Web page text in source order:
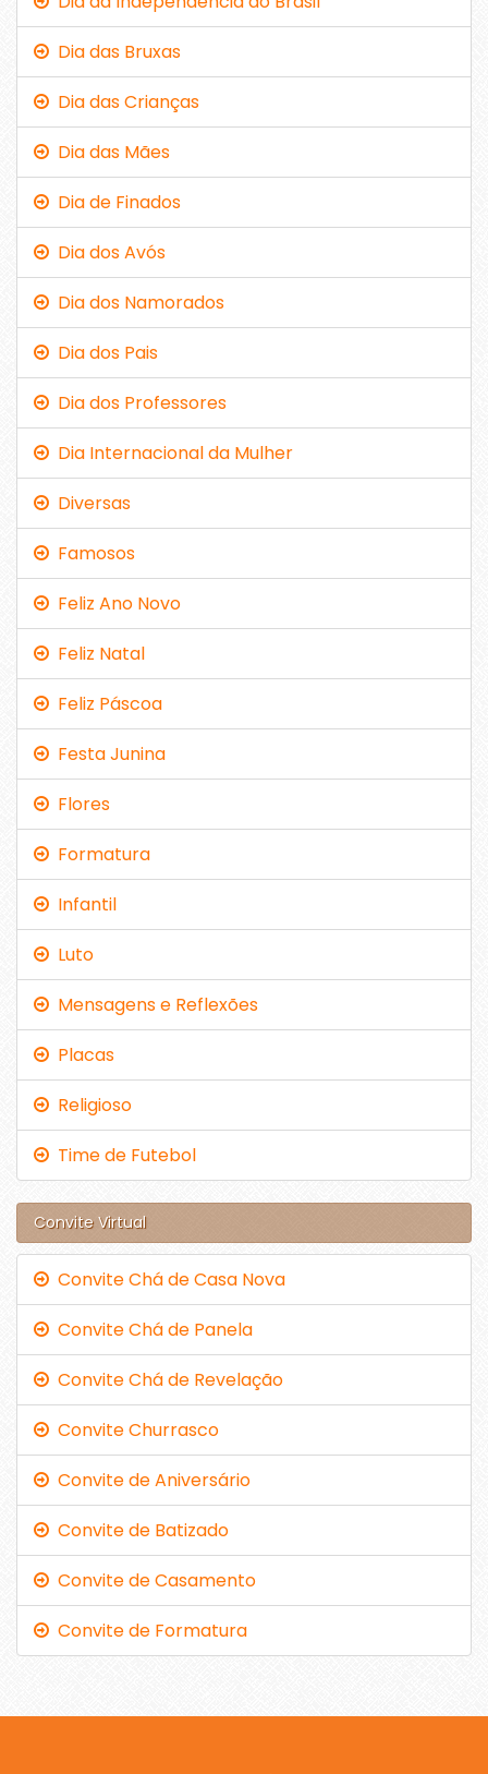
Dia das Bruxas
Dia das Crianças
Dia das Mães
Dia de Finados
Dia dos Avós
Dia dos Namorados
Dia dos Pais
Dia dos Professores
Dia Internacional da Mulher
Diversas
Famosos
Feliz Ano Novo
Feliz Natal
Feliz Páscoa
Festa Junina
Flores
Formatura
Infantil
Luto
Mensagens e Reflexões
Placas
Religioso
Time de Futebol
Convite Virtual
Convite Chá de Casa Nova
Convite Chá de Panela
Convite Chá de Revelação
Convite Churrasco
Convite de Aniversário
Convite de Batizado
Convite de Casamento
Convite de Formatura